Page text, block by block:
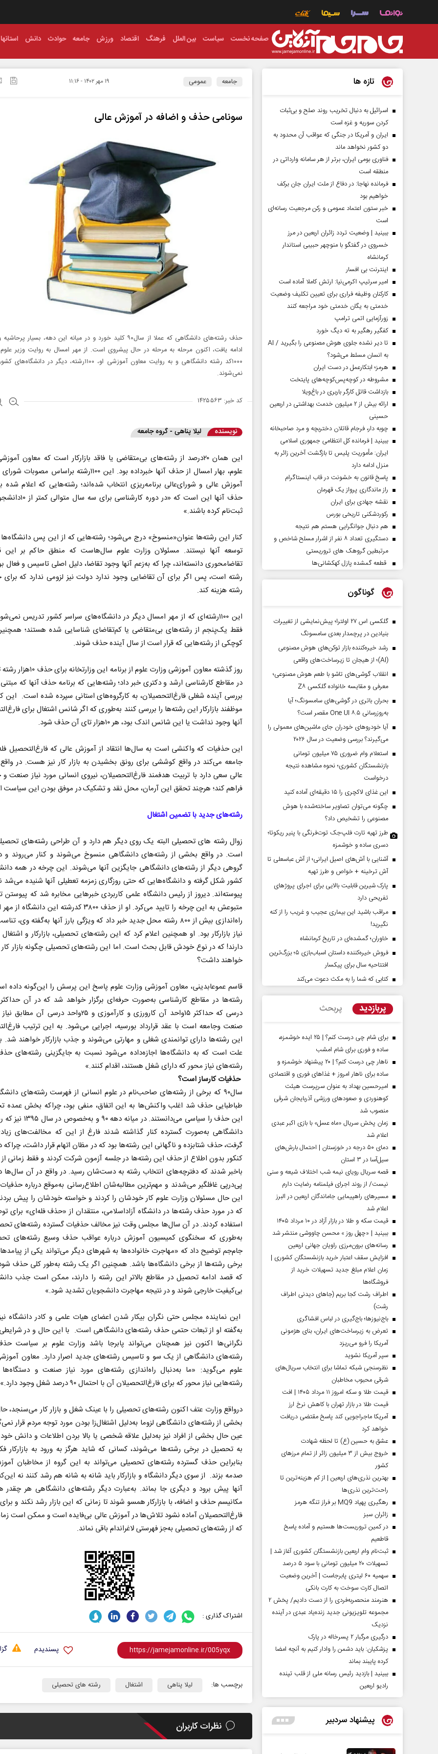
صفحه نخست سیاست بین الملل فرهنگ اقتصاد ورزش جامعه حوادث دانش استانها
جامعه عمومی ۱۹ مهر ۱۴۰۲ - ۱۱:۱۶
سونامی حذف و اضافه در آموزش عالی
حذف رشته‌های دانشگاهی که عملا از سال۹۰ کلید خورد و در میانه این دهه، بسیار
ادامه یافت، اکنون مرحله به مرحله در حال پیشروی است. از مهر امسال به روایت وزیر
۱۰۰۰کد رشته دانشگاهی و به روایت معاون آموزشی او، ۱۱۰۰رشته، دیگر در
نمی‌شوند.
کد خبر: ۱۴۲۵۵۶۳
نویسنده لیلا پناهی - گروه جامعه
این همان ۲۰‌درصد از رشته‌های بی‌متقاضی یا فاقد بازارکار است که معاون
علوم، بهار امسال از حذف آنها خبرداده بود. این ۱۱۰۰رشته براساس
آموزش عالی و شورای‌عالی برنامه‌ریزی انتخاب شده‌اند؛ رشته‌هایی که اعلام
حذف آنها این است که «در دوره
ثبت‌نام کرده باشند.»
کنار این رشته‌ها عنوان«منسوخ» درج می‌شود؛ رشته‌هایی که از این پس
توسعه آنها نیستند. مسئولان وزارت علوم سال‌هاست که منطق حاکم بر این
تقاضا‌محوری دانسته‌اند، چرا که به‌زعم آنها وجود تقاضا، دلیل اصلی تاسیس و
رشته است، پس اگر برای آن تقاضایی وجود ندارد دولت نیز لزومی ندارد که
رشته هزینه کند.
این ۱۱۰۰رشته‌ای که از مهر امسال دیگر در دانشگاه‌های سراسر کشور تدریس
فقط یک‌پنجم از رشته‌های بی‌متقاضی یا کم‌تقاضای شناسایی شده هستند؛
کوچکی از رشته‌هایی که قرار است از سال آینده حذف شوند.
روز گذشته معاون آموزشی وزارت علوم از برنامه
در مقاطع کارشناسی ارشد و دکتری خبر داد؛ رشته‌هایی که برنامه حذف آنها که
بررسی آینده شغلی فارغ‌التحصیلان، به کارگروه‌های استانی سپرده شده است. این
موظفند بازارکار این رشته‌ها را بررسی کنند به‌طوری که اگر شانس اشتغال برای
آنها وجود نداشت یا این شانس اندک بود، هر ۱۰‌هزار تای آن حذف شود.
این حذفیات که واکنشی است به سال‌ها انتقاد از آموزش عالی که فارغ‌التحصیل
جامعه می‌کند در واقع کوششی برای رونق بخشیدن به بازار کار نیز هست. در
عالی سعی دارد با تربیت هدفمند فارغ‌التحصیلان، نیروی انسانی مورد نیاز صنعت و
فراهم کند؛ هرچند تحقق این آرمان، محل نقد و تشکیک در موفق بودن این
رشته‌های جدید با تضمین اشتغال
زوال رشته‌ های تحصیلی البته یک روی دیگر هم دارد و آن طراحی رشته‌های
است. در واقع بخشی از رشته‌های دانشگاهی منسوخ می‌شوند و کنار می‌روند
گروهی دیگر از رشته‌های دانشگاهی جایگزین آنها می‌شوند. این چرخه در همه
کشور شکل گرفته و دانشگاه‌هایی که حتی روزگاری زمزمه تعطیلی آنها شنیده می‌شد
پیوسته‌اند. دیروز از رئیس دانشگاه علمی کاربردی خبرهایی مخابره شد که پیوستن
متبوعش به این چرخه را تایید می‌کرد. او از حذف ۳۸۰۰ کدرشته این
راه‌اندازی بیش از ۸۰۰ رشته محل جدید خبر داد که ویژگی بارز آنها به‌گفته وی،
نیاز بازار‌کار بود. او همچنین اعلام کرد که این رشته‌های تحصیلی، بازار‌کار و
دارند! که در نوع خودش قابل بحث است. اما این رشته‌های تحصیلی چگونه بازار
خواهند داشت؟
قاسم عموعابدینی، معاون آموزشی وزارت علوم پاسخ این پرسش را این‌گونه داده
درسی که حداکثر ۱۵‌واحد آن کارورزی و کارآموزی و ۲۵‌واحد درسی
صنعت وجامعه است با عقد قرارداد بورسیه، اجرایی می‌شود. به این ترتیب
این رشته‌ها دارای توانمندی شغلی و مهارتی می‌شوند و جذب بازارکار خواهند
علت است که به دانشگاه‌ها اجازه‌داده می‌شود نسبت به جایگزینی رشته‌های
رشته‌های نیاز محور که دارای شغل هستند، اقدام کنند.»
حذفیات کارساز است؟
سال۹۰ که برخی از رشته‌های صاحب‌نام در علوم انسانی از فهرست رشته‌های
طباطبایی حذف شد اغلب واکنش‌ها به این اتفاق، منفی بود، چرا‌که بخش عمده
این حذف را سیاسی می‌دانستند. در
دانشگاهی به‌صورت گسترده کنار گذاشته شدند فارغ از این که مخالفت‌های
گرفت، حذف شتابزده و ناگهانی این رشته‌ها بود که در مظان اتهام قرار داشت، چراکه
کنکور بدون اطلاع از حذف این رشته‌ها در جلسه آزمون شرکت کردند و فقط زمانی
باخبر شدند که دفترچه‌های انتخاب رشته به دست‌شان رسید. در واقع در آن سال‌ها
پی‌در‌پی غافلگیر می‌شدند و مهم‌ترین مطالبه‌شان اطلاع‌رسانی به‌موقع درباره
این حال مسئولان وزارت علوم کار خودشان را کردند و خواسته خودشان را پیش
که در مورد حذف رشته‌ها در دانشگاه آزاداسلامی، منتقدان از «حذف فله‌ای» برای
استفاده کردند. در آن سال‌ها مجلس وقت نیز مخالف حذفیات گسترده رشته‌های
به‌طوری که سخنگوی کمیسیون آموزش درباره عواقب حذف وسیع رشته‌های
جام‌جم توضیح داد که «مهاجرت خانواده‌ها به شهرهای دیگر می‌تواند یکی از
برخی رشته‌ها از برخی دانشگاه‌ها باشد. همچنین اگر یک رشته به‌طور کلی حذف
که قصد ادامه تحصیل در مقاطع بالاتر این رشته را دارند، ممکن است جذب
بی‌کیفیت خارجی شوند و در نتیجه مهاجرت دانشجویان تشدید شود.»
این نماینده مجلس حتی نگران بیکار شدن اعضای هیات علمی و کادر دانشگاه
به‌گفته او از تبعات حتمی حذف رشته‌های دانشگاهی است. با این حال و در
نگرانی‌ها اکنون نیز همچنان می‌تواند پابرجا باشد وزارت علوم بر سیاست
رشته‌های دانشگاهی از یک سو و تاسیس رشته‌های جدید اصرار دارد. معاون
علوم می‌گوید: «ما به‌دنبال راه‌اندازی رشته‌های مورد نیاز صنعت و
رشته‌هایی نیاز محور که برای فارغ‌التحصیلان آن با احتمال ۹۰ درصد شغل وجود دارد.»
درواقع وزارت عتف اکنون رشته‌های تحصیلی را با عینک شغل و بازار کار می‌سنجد،
بخشی از رشته‌های دانشگاهی لزوما به‌دلیل اشتغال‌زا بودن مورد توجه مردم قرار
عین حال بخشی از افراد نیز به‌دلیل علاقه شخصی یا بالا بردن اطلاعات و دانش
به تحصیل در برخی رشته‌ها می‌شوند، کسانی که شاید هرگز به ورود به بازار‌کار
بنابراین حذف گسترده رشته‌های تحصیلی می‌تواند به این گروه از مخاطبان
صدمه بزند. از سوی دیگر دانشگاه و بازارکار باید شانه به شانه هم رشد کنند نه
آنها پیش برود و دیگری جا بماند. به‌عبارت دیگر رشته‌های دانشگاهی هر چقدر
مکانیسم حذف و اضافه، با بازار‌کار همسو شوند تا زمانی که این بازار رشد نکند و
فارغ‌التحصیلان آماده نشود تلاش‌ها در آموزش عالی بی‌فایده است و ممکن است
که از رشته‌های تحصیلی به‌جز فهرستی لاغراندام باقی نماند.
اشتراک گذاری :
پسندیدم
برچسب ها: لیلا پناهی اشتغال رشته های تحصیلی
نظرات کاربران
تازه ها
اسرائیل به دنبال تخریب روند صلح و بی‌ثبات
کردن سوریه و غزه است
ایران و آمریکا در جنگی که عواقب آن محدود به
دو کشور نخواهد ماند
فناوری بومی ایران، برتر از هر سامانه وارداتی در
منطقه است
فرمانده نهاجا: در دفاع از ملت ایران جان برکف
خواهیم بود
خبر ستون اعتماد عمومی و رکن مرجعیت رسانه‌ای
است
ببینید | وضعیت تردد زائران اربعین در مرز
خسروی در گفتگو با منوچهر حبیبی استاندار
کرمانشاه
اینترنت بی افسار
امیر سرتیپ اکرمی‌نیا: ارتش کاملا آماده است
کارکنان وظیفه فراری برای تعیین تکلیف وضعیت
خدمتی به یگان خدمتی خود مراجعه کنند
زورآزمایی اتمی ترامپ
کفگیر رهگیر به ته دیگ خورد
تا دیر نشده جلوی هوش مصنوعی را بگیرید / AI
به انسان مسلط می‌شود؟
هرمز؛ ابتکارعمل در دست ایران
مشروطه در کوچه‌پس‌کوچه‌های پایتخت
بازداشت قاتل کارگر باربری در باغ‌ویلا
ارائه بیش از ۲ میلیون خدمت بهداشتی در اربعین
حسینی
چوبه دار، فرجام قاتلان دختربچه و مرد صاحبخانه
ببینید | فرمانده کل انتظامی جمهوری اسلامی
ایران­: مأموریت پلیس تا بازگشت آخرین زائر به
منزل ادامه دارد
پاسخ قانون به خشونت در قاب اینستاگرام
راز ماندگاری پرواز یک قهرمان
نقشه جهادی برای ایران
رکوردشکنی تاریخی بورس
هم دنبال جوانگرایی هستم هم نتیجه
دستگیری تعداد ۸ نفر از اشرار مسلح شاخص و
مرتبطین گروهک های تروریستی
قطعه گمشده پازل کهکشانی‌ها
گوناگون
گلکسی اس ۲۷ اولترا؛ پیش‌نمایشی از تغییرات
بنیادین در پرچمدار بعدی سامسونگ
رشد خیره‌کننده بازار توکن‌های هوش مصنوعی
(AI)؛ از هیجان تا زیرساخت‌های واقعی
انقلاب گوشی‌های تاشو‌ با طعم هوش مصنوعی؛
معرفی و مقایسه خانواده گلکسی Z۸
بحران باتری در گوشی‌های سامسونگ؛ آیا
به‌روزرسانی One UI ۸.۵ مقصر است؟
آیا خودروهای خودران جای ماشین‌های معمولی را
می‌گیرند؟ بررسی وضعیت در سال ۲۰۲۶
استعلام وام ضروری ۷۵ میلیون تومانی
بازنشستگان کشوری؛ نحوه مشاهده نتیجه
درخواست
این غذای لاکچری را ۱۵ دقیقه‌ای آماده کنید
چگونه می‌توان تصاویر ساخته‌شده با هوش
مصنوعی را تشخیص داد؟
طرز تهیه تارت فلپ‌جک توت‌فرنگی با پنیر ریکوتا؛
دسری ساده و خوشمزه
آشنایی با آش‌های اصیل ایرانی؛ از آش عباسعلی تا
آش ترخینه + خواص و طرز تهیه
پارک شیرین قابلیت‌ بالایی برای اجرای پروژهای
تفریحی دارد
مراقب باشید این بیماری عجیب و غریب را از کنه
نگیرید!
خاوران؛ گمشده‌ای در تاریخ کرمانشاه
فروش خیره‌کننده داستان اسباب‌بازی ۵؛ بزرگ‌ترین
افتتاحیه سال برای پیکسار
کتابی که شما را به مکث دعوت می‌کند
پربازدید پربحث
برای شام چی درست کنم؟ | ۲۵ ایده خوشمزه،
ساده و فوری برای شام امشب
ناهار چی درست کنم؟ | ۲۰ پیشنهاد خوشمزه و
ساده برای ناهار امروز + غذاهای فوری و اقتصادی
امیرحسین بهداد به عنوان سرپرست هیئت
کوهنوردی و صعودهای ورزشی آذربایجان شرقی
منصوب شد
زمان پخش سریال «ماه عسل» با بازی اکبر عبدی
اعلام شد
دمای ۵۰ درجه در خوزستان | احتمال بارش‌های
سیل‌آسا در ۳ استان
قصه سریال رویای نیمه شب اختلاف شیعه و سنی
نیست/ از روند اجرای فیلمنامه رضایت دارم
مسیر‌های راهپیمایی جاماندگان اربعین در البرز
اعلام شد
قیمت سکه و طلا در بازار آزاد در ۱۰ مرداد ۱۴۰۵
ببینید | «چهل روز » محسن چاووشی منتشر شد
رسانه‌های برون‌مرزی راویان جهانی اربعین
افزایش سقف اعتبار خرید بازنشستگان کشوری |
زمان اعلام مبلغ جدید تسهیلات خرید از
فروشگاه‌ها
اطراف رشت کجا بریم (جاهای دیدنی اطراف
رشت)
باج‌نیوزها؛ باج‌گیری در لباس افشاگری
تعرض به زیرساخت‌های ایران، بنای هژمونی
آمریکا را فرو می‌ریزد
سپر آمریکا نشوید
نظرسنجی شبکه تماشا برای انتخاب سریال‌های
شرقی محبوب مخاطبان
قیمت طلا و سکه امروز ۱۱ مرداد ۱۴۰۵ | افت
قیمت طلا در بازار تهران با کاهش نرخ ارز
آمریکا ماجراجویی کند پاسخ مقتضی دریافت
خواهد کرد
عشق به حسین (ع) تا لحظه شهادت
خروج بیش از ۳ میلیون زائر از تمام مرز‌های
کشور
بهترین نذری‌های اربعین | از کم هزینه‌ترین تا
راحت‌ترین نذری‌ها
رهگیری پهپاد MQ9 بر فراز تنگه هرمز
‌زائران سبز
در کمین تروریست‌ها هستیم و آماده پاسخ
قاطعیم
ثبت‌نام وام اربعین بازنشستگان کشوری آغاز شد |
تسهیلات ۲۰ میلیون تومانی با سود ۵ درصد
سهمیه ۶۰ لیتری پابرجاست | آخرین وضعیت
اتصال کارت سوخت به کارت بانکی
هنرمند منحصر‌به‌فردی را از دست دادیم/ پخش ۲
مجموعه تلویزیونی جدید زنده‌یاد عبدی در آینده
نزدیک
درگیری مرگبار ۲ پسرخاله در پارک
پزشکیان: باید دشمن را وادار کنیم به آنچه امضا
کرده پایبند بماند
ببینید | بازدید رئیس رسانه ملی از قلب تپنده
رادیو اربعین
پیشنهاد سردبیر
تهدیدات کوتاه‏‌مدت و
خلاف واقع آمریکا
- تحلیلگر مسائل سیاسی
اربعین نماد مقاومت در برابر
استکبار‌
رحمت‌الله نوروزی - عضو کمیسیون اجتماعی
مجلس
رضا سپهوند - سخنگوی کمیسیون انرژی مجلس
نرگس
صفحات نخست روزنامه ها‌ی‌سه‌شنبه ۶ مردادماه صفحات نخست روزنامه ها‌ی یکشنبه ۴ مردادماه صفحات نخست روزنامه ها‌ی شنبه ۳ مردادماه